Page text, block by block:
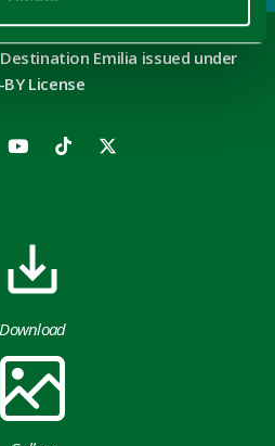
Emilia issued under
BY License
Download